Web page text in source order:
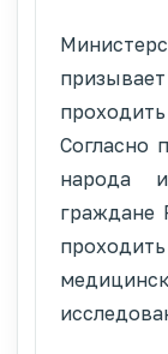
Согласно
народа и
граждане